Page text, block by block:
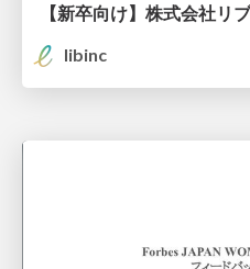
【新卒向け】株式会社リ
libinc